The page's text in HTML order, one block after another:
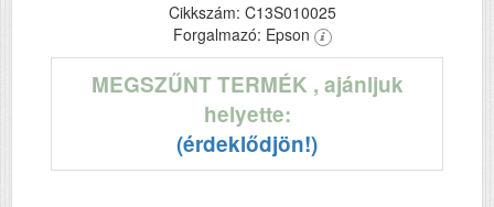
Cikkszám: C13S010025
Forgalmazó: Epson
MEGSZŰNT TERMÉK , ajánljuk
helyette:
(érdeklődjön!)